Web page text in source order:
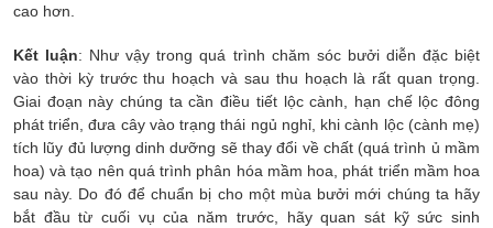
cao hơn.
Kết luận: Như vậy trong quá trình chăm sóc bưởi diễn đặc biệt
vào thời kỳ trước thu hoạch và sau thu hoạch là rất quan trọng.
Giai đoạn này chúng ta cần điều tiết lộc cành, hạn chế lộc đông
phát triển, đưa cây vào trạng thái ngủ nghỉ, khi cành lộc (cành mẹ)
tích lũy đủ lượng dinh dưỡng sẽ thay đổi về chất (quá trình ủ mầm
hoa) và tạo nên quá trình phân hóa mầm hoa, phát triển mầm hoa
sau này. Do đó để chuẩn bị cho một mùa bưởi mới chúng ta hãy
bắt đầu từ cuối vụ của năm trước, hãy quan sát kỹ sức sinh